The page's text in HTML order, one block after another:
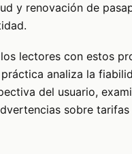
y renovación de
lectores con estos
analiza la
del usuario,
sobre